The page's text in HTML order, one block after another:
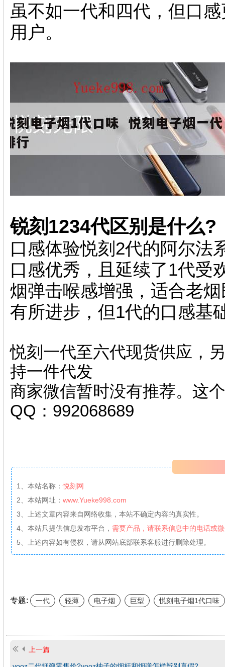
虽不如一代和四代，但口
用户。
锐刻1234代区别是什么?
口感体验悦刻2代的阿尔法
口感优秀，且延续了1代受
烟弹击喉感增强，适合老
有所进步，但1代的口感基
悦刻一代至六代现货供应，
持一件代发
商家微信暂时没有推荐。这
QQ：992068689
1、本站名称：悦刻网
2、本站网址： www.Yueke998.com
3、上述文章内容来自网络收集，本站不确定内容的真实性。
4、本站只提供信息发布平台， 需要产品，请联系信息中的电话或
5、上述内容如有侵权，请从网站底部联系客服进行删除处理。
专题: 一代 轻薄 电子烟 巨型 悦刻电子烟1代口味
上一篇